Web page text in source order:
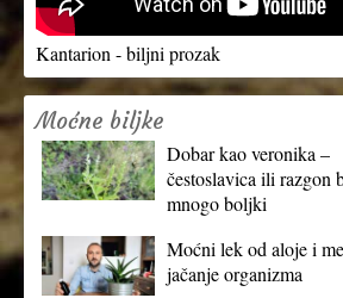
Kantarion - biljni prozak
Moćne biljke
Dobar kao veronika –
čestoslavica ili razgon
mnogo boljki
Moćni lek od aloje i
jačanje organizma